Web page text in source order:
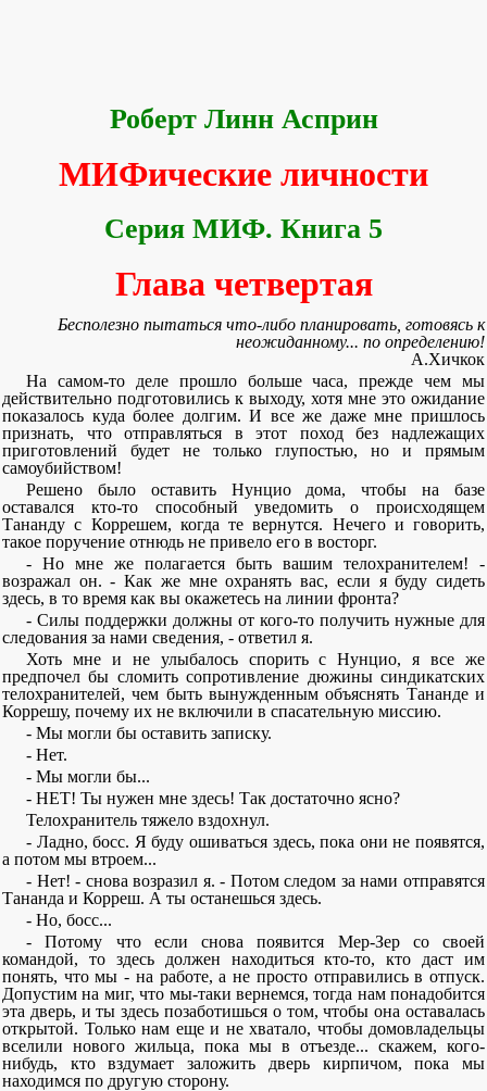
Роберт Линн Асприн
МИФические личности
Серия МИФ. Книга 5
Глава четвертая
Бесполезно пытаться что-либо планировать, готовясь к
неожиданному... по определению!
А.Хичкок
На самом-то деле прошло больше часа, прежде чем мы
действительно подготовились к выходу, хотя мне это ожидание
показалось куда более долгим. И все же даже мне пришлось
признать, что отправляться в этот поход без надлежащих
приготовлений будет не только глупостью, но и прямым
самоубийством!
Решено было оставить Нунцио дома, чтобы на базе
оставался кто-то способный уведомить о происходящем
Тананду с Коррешем, когда те вернутся. Нечего и говорить,
такое поручение отнюдь не привело его в восторг.
- Но мне же полагается быть вашим телохранителем! -
возражал он. - Как же мне охранять вас, если я буду сидеть
здесь, в то время как вы окажетесь на линии фронта?
- Силы поддержки должны от кого-то получить нужные для
следования за нами сведения, - ответил я.
Хоть мне и не улыбалось спорить с Нунцио, я все же
предпочел бы сломить сопротивление дюжины синдикатских
телохранителей, чем быть вынужденным объяснять Тананде и
Коррешу, почему их не включили в спасательную миссию.
- Мы могли бы оставить записку.
- Нет.
- Мы могли бы...
- НЕТ! Ты нужен мне здесь! Так достаточно ясно?
Телохранитель тяжело вздохнул.
- Ладно, босс. Я буду ошиваться здесь, пока они не появятся,
а потом мы втроем...
- Нет! - снова возразил я. - Потом следом за нами отправятся
Тананда и Корреш. А ты останешься здесь.
- Но, босс...
- Потому что если снова появится Мер-Зер со своей
командой, то здесь должен находиться кто-то, кто даст им
понять, что мы - на работе, а не просто отправились в отпуск.
Допустим на миг, что мы-таки вернемся, тогда нам понадобится
эта дверь, и ты здесь позаботишься о том, чтобы она оставалась
открытой. Только нам еще и не хватало, чтобы домовладельцы
вселили нового жильца, пока мы в отъезде... скажем, кого-
нибудь, кто вздумает заложить дверь кирпичом, пока мы
находимся по другую сторону.